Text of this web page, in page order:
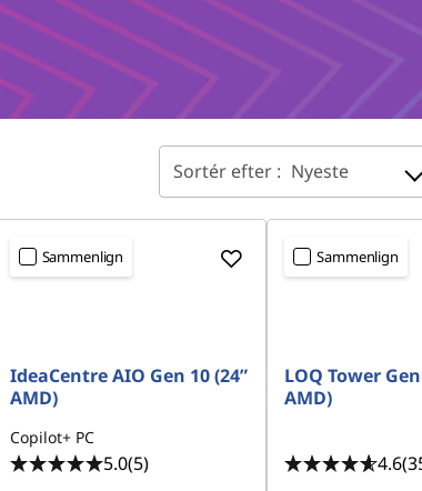
Sortér efter : Nyeste
Sammenlign
IdeaCentre AIO Gen 10 (24”
AMD)
Copilot+ PC
5.0(5)
Sammenlign
LOQ Tower
AMD)
4.6